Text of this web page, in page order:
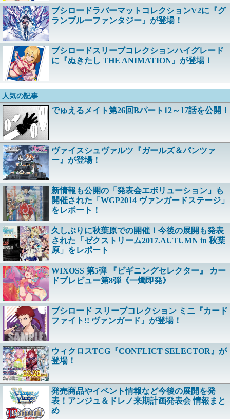
ブシロードラバーマットコレクションV2に『グ
ランブルーファンタジー』が登場！
ブシロードスリーブコレクションハイグレード
に『ぬきたし THE ANIMATION』が登場！
人気の記事
でゅえるメイト第26回Bパート12～17話を公開！
ヴァイスシュヴァルツ『ガールズ＆パンツァ
ー』が登場！
新情報も公開の「発表会エボリューション」も
開催された「WGP2014 ヴァンガードステージ」
をレポート！
久しぶりに秋葉原での開催！今後の展開も発表
された「ゼクストリーム2017.AUTUMN in 秋葉
原」をレポート
WIXOSS 第5弾 『ビギニングセレクター』 カー
ドプレビュー第8弾《一燭即発》
ブシロード スリーブコレクション ミニ『カード
ファイト!! ヴァンガード』が登場！
ウィクロスTCG『CONFLICT SELECTOR』が
登場！
発売商品やイベント情報など今後の展開を発
表！アンジュ＆ドレノ来期計画発表会 情報まと
め